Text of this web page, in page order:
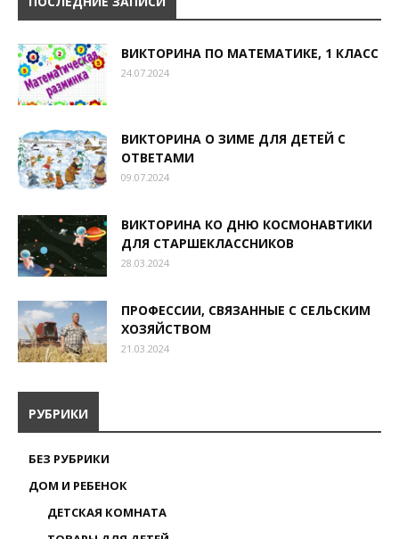
ВИКТОРИНА ПО МАТЕМАТИКЕ, 1 КЛАСС
24.07.2024
ВИКТОРИНА О ЗИМЕ ДЛЯ ДЕТЕЙ С
ОТВЕТАМИ
09.07.2024
ВИКТОРИНА КО ДНЮ КОСМОНАВТИКИ
ДЛЯ СТАРШЕКЛАССНИКОВ
28.03.2024
ПРОФЕССИИ, СВЯЗАННЫЕ С СЕЛЬСКИМ
ХОЗЯЙСТВОМ
21.03.2024
РУБРИКИ
БЕЗ РУБРИКИ
ДОМ И РЕБЕНОК
ДЕТСКАЯ КОМНАТА